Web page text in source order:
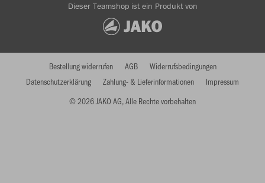
Dieser Teamshop ist ein Produkt von
© 2026 JAKO AG, Alle Rechte vorbehalten
Bestellung widerrufen AGB
Widerrufsbedingungen
Datenschutzerklärung
Zahlung- & Lieferinformationen Impressum